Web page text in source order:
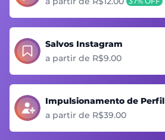
Salvos Instagram
a partir de R$9.00
Impulsionamento de Perfil
a partir de R$39.00